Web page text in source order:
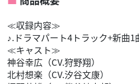
≪収録内容≫
♪.ドラマパート4トラック+新曲
≪キャスト≫
神谷幸広（CV.狩野翔）
北村想楽（CV.汐谷文康）